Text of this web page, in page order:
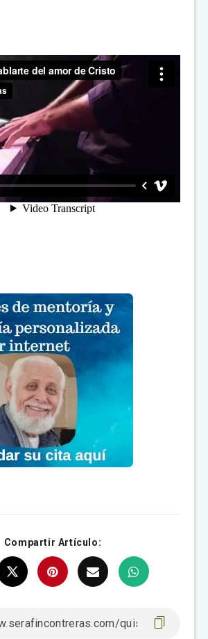
Compartir Artículo: